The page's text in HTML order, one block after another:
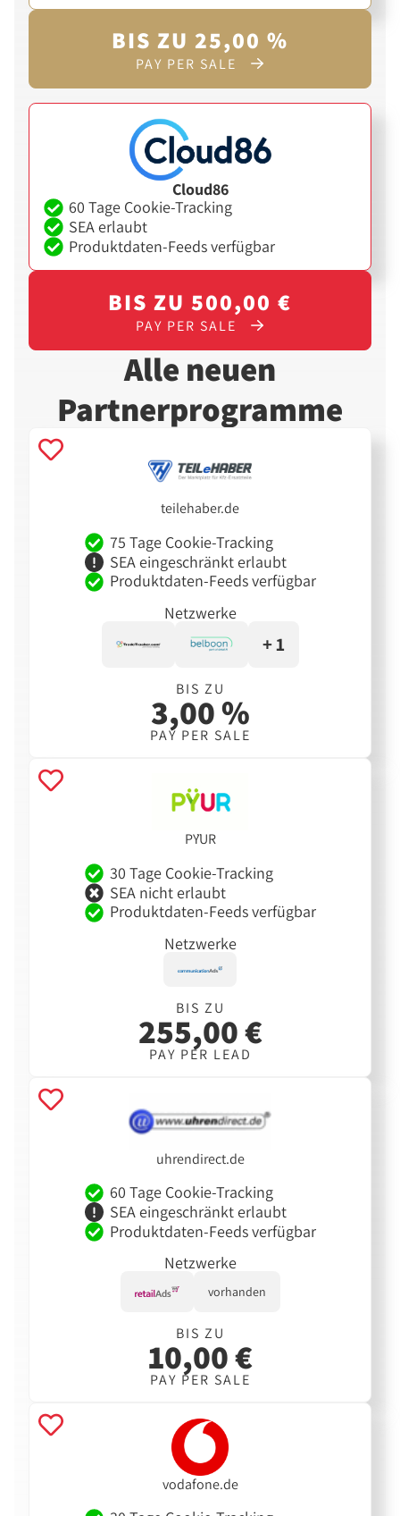
BIS ZU 25,00 %
PAY PER SALE
Cloud86
60 Tage Cookie-Tracking
SEA erlaubt
Produktdaten-Feeds verfügbar
BIS ZU 500,00 €
PAY PER SALE
Alle neuen
Partnerprogramme
teilehaber.de
75 Tage Cookie-Tracking
SEA eingeschränkt erlaubt
Produktdaten-Feeds verfügbar
Netzwerke
+ 1
BIS ZU
3,00 %
PAY PER SALE
PŸUR
30 Tage Cookie-Tracking
SEA nicht erlaubt
Produktdaten-Feeds verfügbar
Netzwerke
BIS ZU
255,00 €
PAY PER LEAD
uhrendirect.de
60 Tage Cookie-Tracking
SEA eingeschränkt erlaubt
Produktdaten-Feeds verfügbar
Netzwerke
vorhanden
BIS ZU
10,00 €
PAY PER SALE
vodafone.de